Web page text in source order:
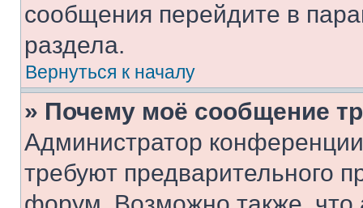
сообщения перейдите в
раздела.
Вернуться к началу
» Почему моё сообщение
Администратор
требуют предварительного